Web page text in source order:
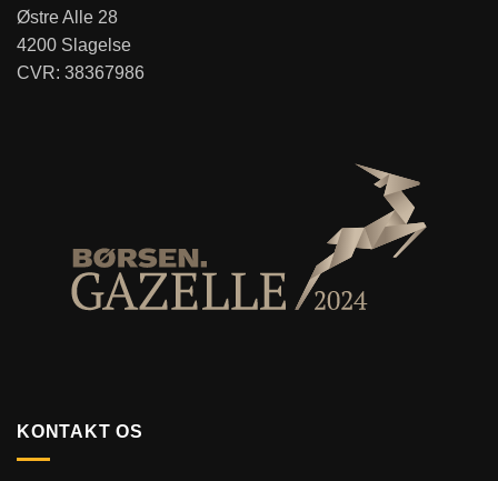
Østre Alle 28
4200 Slagelse
CVR: 38367986
KONTAKT OS